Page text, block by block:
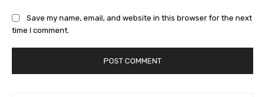
Save my name, email, and website in this browser for the next
time I comment.